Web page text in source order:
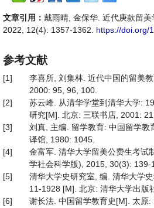
文章引用： 戴雨晴, 金保华. 近代庚款留美
2022, 12(4): 1357-1362. https://doi.org/
参考文献
[1]
李喜所, 刘集林. 近代中国的留美
2000: 95, 96, 100.
[2]
苏云峰. 从清华学堂到清华大学:
研究[M]. 北京: 三联书店, 2001:
[3]
刘真, 主编. 留学教育: 中国留学教
译馆, 1980: 1045.
[4]
金富军. 清华大学留美公费生考试
学社会科学版), 2015, 30(3): 139-
[5]
清华大学史研究室, 编. 清华大学
11-1928 [M]. 北京: 清华大学出版
[6]
谢长法. 中国留学教育史[M]. 太原